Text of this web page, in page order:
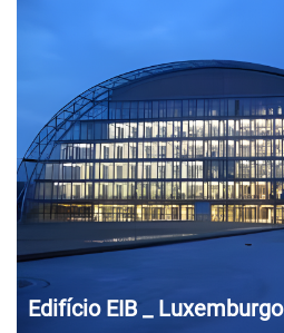
Edifício EIB _ Luxemburgo